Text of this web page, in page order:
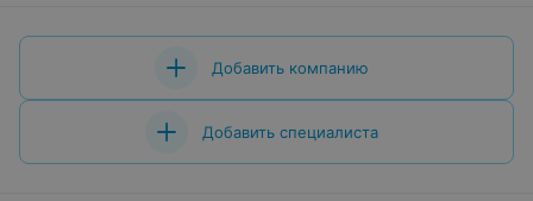
Добавить компанию
Добавить специалиста